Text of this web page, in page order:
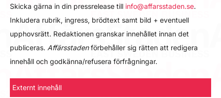
Skicka gärna in din pressrelease till info@affarsstaden.se.
Inkludera rubrik, ingress, brödtext samt bild + eventuell
upphovsrätt. Redaktionen granskar innehållet innan det
publiceras. Affärsstadenförbehåller sig rätten att redigera
innehåll och godkänna/refusera förfrågningar.
Externt innehåll